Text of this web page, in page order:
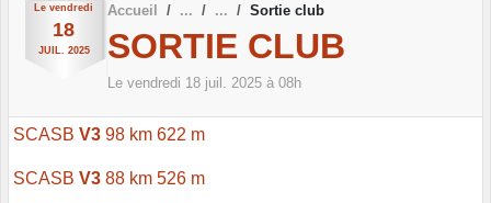
Le vendredi
18
JUIL. 2025
Accueil Sortie club
SORTIE CLUB
Le vendredi 18 juil. 2025 à 08h
SCASB V3 98 km 622 m
SCASB V3 88 km 526 m